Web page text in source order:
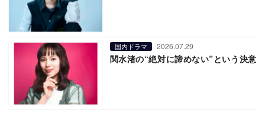
国内ドラマ 2026.07.29
関水渚の“絶対に諦めない”という決意